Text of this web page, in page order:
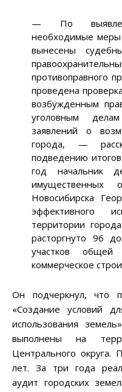
— По
необходимые меры
вынесены
противоправного
проведена
возбужденным
уголовным
заявлений о
города, —
подведению
год начальник
имущественных
Новосибирска
эффективного
территории
расторгнуто 96
участков
коммерческое
Он подчеркнул, что
«Создание условий
использования
выполнены на
Центрального округа.
лет. За три года
аудит городских